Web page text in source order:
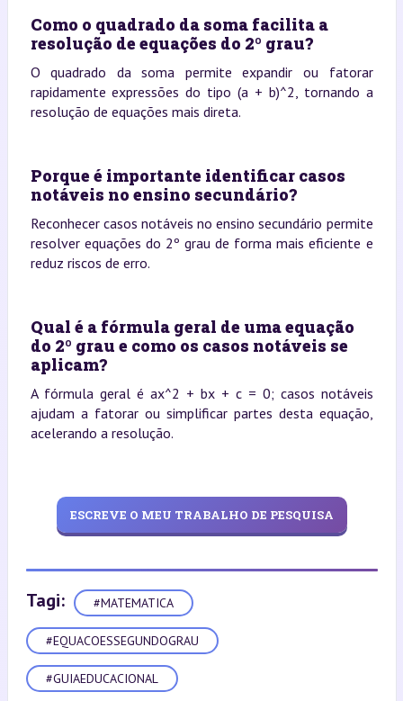
Como o quadrado da soma facilita a
resolução de equações do 2º grau?
O quadrado da soma permite expandir ou fatorar
rapidamente expressões do tipo (a + b)^2, tornando a
resolução de equações mais direta.
Porque é importante identificar casos
notáveis no ensino secundário?
Reconhecer casos notáveis no ensino secundário permite
resolver equações do 2º grau de forma mais eficiente e
reduz riscos de erro.
Qual é a fórmula geral de uma equação
do 2º grau e como os casos notáveis se
aplicam?
A fórmula geral é ax^2 + bx + c = 0; casos notáveis
ajudam a fatorar ou simplificar partes desta equação,
acelerando a resolução.
ESCREVE O MEU TRABALHO DE PESQUISA
Tagi: #MATEMATICA
#EQUACOESSEGUNDOGRAU
#GUIAEDUCACIONAL